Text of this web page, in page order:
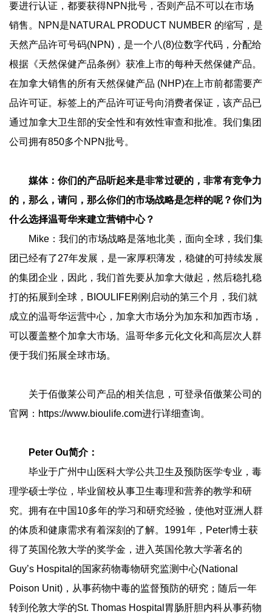
要进行认证，都要获得NPN批号，否则产品不可以在市场
销售。NPN是NATURAL PRODUCT NUMBER 的缩写，是
天然产品许可号码(NPN)，是一个八(8)位数字代码，分配给
根据《天然保健产品条例》获准上市的每种天然保健产品。
在加拿大销售的所有天然保健产品 (NHP)在上市前都需要产
品许可证。标签上的产品许可证号向消费者保证，该产品已
通过加拿大卫生部的安全性和有效性审查和批准。我们集团
公司拥有850多个NPN批号。
媒体：你们的产品听起来是非常过硬的，非常有竞争力
的，那么，请问，那么你们的市场战略是怎样的呢？你们为
什么选择温哥华来建立营销中心？
Mike：我们的市场战略是落地北美，面向全球，我们集
团已经有了27年发展，是一家厚积薄发，稳健的可持续发展
的集团企业，因此，我们首先要从加拿大做起，然后稳扎稳
打的拓展到全球，BIOULIFE刚刚启动的第三个月，我们就
成立的温哥华运营中心，加拿大市场分为加东和加西市场，
可以覆盖整个加拿大市场。温哥华多元化文化和高层次人群
便于我们拓展全球市场。
关于佰傲莱公司产品的相关信息，可登录佰傲莱公司的
官网： https://www.bioulife.com进行详细查询。
Peter Ou简介：
毕业于广州中山医科大学公共卫生及预防医学专业，毒
理学硕士学位，毕业留校从事卫生毒理和营养的教学和研
究。拥有在中国10多年的学习和研究经验，使他对亚洲人群
的体质和健康需求有着深刻的了解。1991年，Peter博士获
得了英国伦敦大学的奖学金，进入英国伦敦大学著名的
Guy’s Hospital的国家药物毒物研究监测中心(National
Poison Unit)，从事药物中毒的监督预防的研究；随后一年
转到伦敦大学的St. Thomas Hospital胃肠肝胆内科从事药物